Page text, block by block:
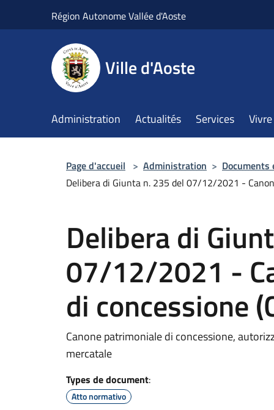
Région Autonome Vallée d'Aoste
Ville d'Aoste
Administration Actualités Services
Page d'accueil > Administration > Documents
Delibera di Giunta n. 235 del 07/12/2021 -
Delibera di
07/12/2021 -
di concessione
Canone patrimoniale di concessione,
mercatale
Types de document:
Atto normativo